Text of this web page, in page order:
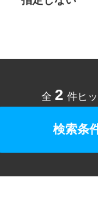
指定しない
全2件ヒ
検索条